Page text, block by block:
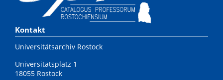
Kontakt
Universitätsarchiv Rostock
Universitätsplatz 1
18055 Rostock